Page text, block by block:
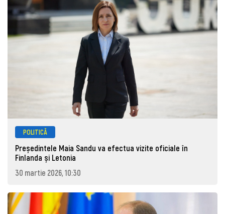
POLITICĂ
Președintele Maia Sandu va efectua vizite oficiale în
Finlanda și Letonia
30 martie 2026, 10:30